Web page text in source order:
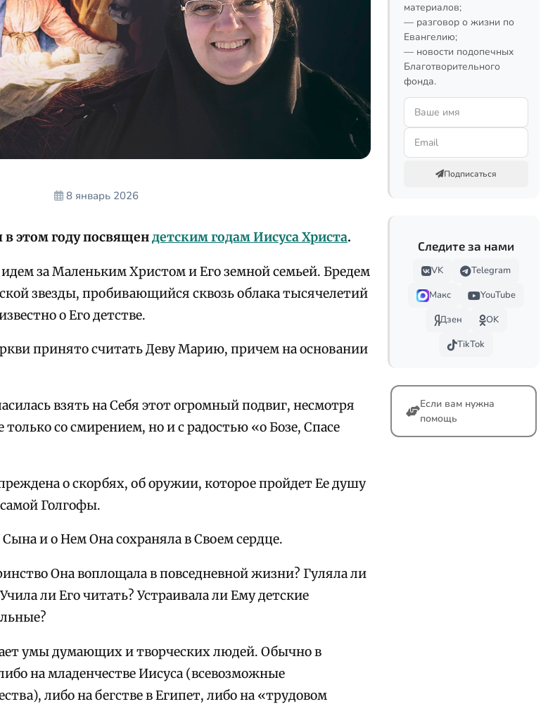
8 январь 2026
этом году посвящендетским годам Иисуса Христа.
за Маленьким Христом и Его земной семьей. Бредем
звезды, пробивающийся сквозь облака тысячелетий
о Его детстве.
принято считать Деву Марию, причем на основании
взять на Себя этот огромный подвиг, несмотря
со смирением, но и с радостью «о Бозе, Спасе
о скорбях, об оружии, которое пройдет Ее душу
Голгофы.
и о Нем Она сохраняла в Своем сердце.
Она воплощала в повседневной жизни? Гуляла ли
ли Его читать? Устраивала ли Ему детские
умы думающих и творческих людей. Обычно в
на младенчестве Иисуса (всевозможные
либо на бегстве в Египет, либо на «трудовом
материалов;
— разговор о жизни по
Евангелию;
— новости подопечных
Благотворительного
фонда.
Подписаться
Следите за нами
VK
Telegram
Макс
YouTube
Дзен
OK
TikTok
Если вам нужна
помощь